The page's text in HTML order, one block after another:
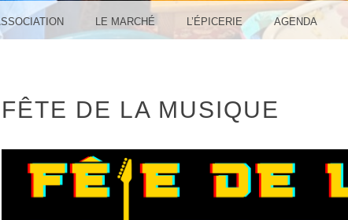
LE MARCHÉ L’ÉPICERIE AGENDA
FÊTE DE LA MUSIQUE